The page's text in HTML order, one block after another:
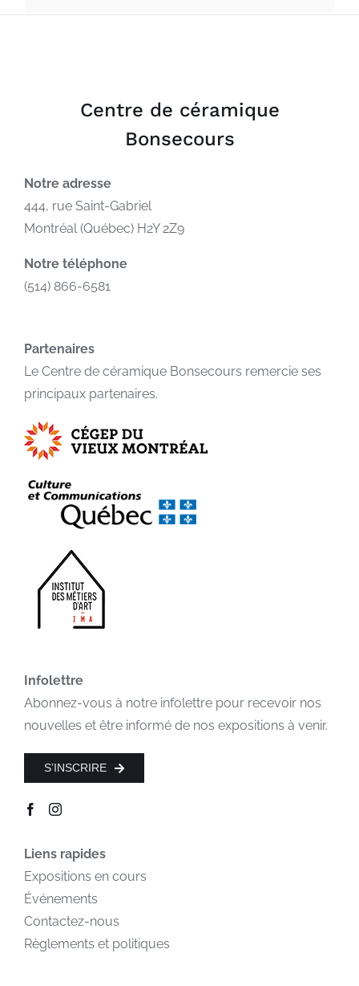
Centre de céramique
Bonsecours
Notre adresse
444, rue Saint-Gabriel
Montréal (Québec) H2Y 2Z9
Notre téléphone
(514) 866-6581
Partenaires
Le Centre de céramique Bonsecours remercie ses
principaux partenaires.
Infolettre
Abonnez-vous à notre infolettre pour recevoir nos
nouvelles et être informé de nos expositions à venir.
S’INSCRIRE
Liens rapides
Expositions en cours
Événements
Contactez-nous
Règlements et politiques